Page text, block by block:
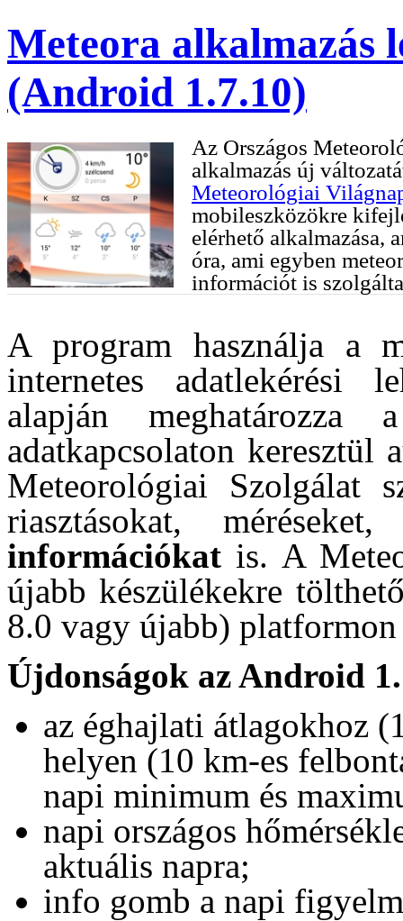
Meteora alkalmazás
(Android 1.7.10)
Az Országos
alkalmazás új
Meteorológiai
mobileszközökre
elérhető alkalmazása,
óra, ami egyben
információt is
A program használja a
internetes adatlekérési
alapján
adatkapcsolaton keresztül
Meteorológiai Szolgálat
riasztásokat,
információkat is. A
újabb készülékekre
8.0 vagy újabb)
Újdonságok az Android
az éghajlati átlagokhoz
helyen (10 km-es
napi minimum és
napi országos
aktuális napra;
info gomb a napi